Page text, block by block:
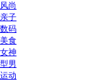
风尚
亲子
数码
美食
女神
型男
运动